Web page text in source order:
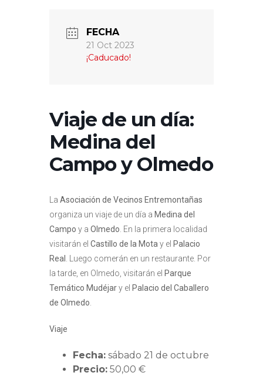
FECHA
21 Oct 2023
¡Caducado!
Viaje de un día:
Medina del
Campo y Olmedo
La Asociación de Vecinos Entremontañas
organiza un viaje de un día a Medina del
Campo y a Olmedo. En la primera localidad
visitarán el Castillo de la Motay el Palacio
Real . Luego comerán en un restaurante. Por
la tarde, en Olmedo, visitarán el Parque
Temático Mudéjary el Palacio del Caballero
de Olmedo.
Viaje
Fecha: sábado 21 de octubre
Precio: 50,00 €